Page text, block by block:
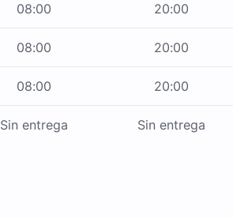
08:00 20:00
08:00 20:00
08:00 20:00
Sin entrega Sin entrega